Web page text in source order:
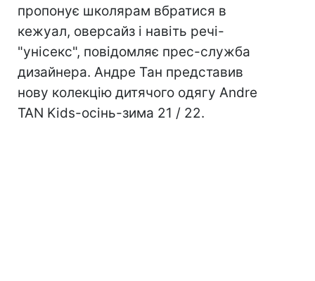
пропонує школярам вбратися в
кежуал, оверсайз і навіть речі-
"унісекс", повідомляє прес-служба
дизайнера. Андре Тан представив
нову колекцію дитячого одягу Andre
TAN Kids-осінь-зима 21 / 22.